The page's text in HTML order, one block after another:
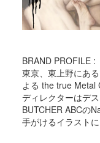
BRAND PROFILE :
東京、東上野にあ
よる the true Metal
ディレクターはデ
BUTCHER ABCの
手がけるイラスト